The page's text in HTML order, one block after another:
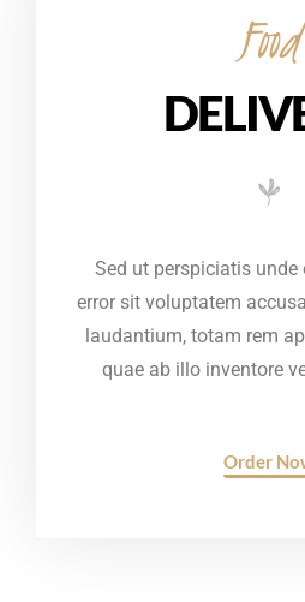
Food
Sed ut perspiciatis
error sit voluptatem
laudantium, totam rem
quae ab illo inventore
Order